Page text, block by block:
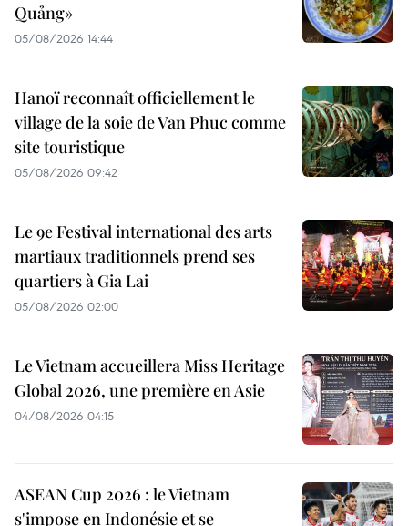
Quảng»
05/08/2026 14:44
Hanoï reconnaît officiellement le
village de la soie de Van Phuc comme
site touristique
05/08/2026 09:42
Le 9e Festival international des arts
martiaux traditionnels prend ses
quartiers à Gia Lai
05/08/2026 02:00
Le Vietnam accueillera Miss Heritage
Global 2026, une première en Asie
04/08/2026 04:15
ASEAN Cup 2026 : le Vietnam
s'impose en Indonésie et se